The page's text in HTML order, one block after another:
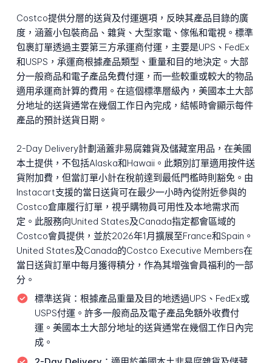
Costco提供分層的送貨及付運選項，反映其產品目錄的廣
度，涵蓋小包裝商品、雜貨、大型家電、傢俬和電視。標準
包裹訂單透過主要第三方承運商付運，主要是UPS、FedEx
和USPS，承運商根據產品類型、重量和目的地決定。大部
分一般商品和電子產品免費付運，而一些較重或較大的物品
適用承運商計算的費用。在這個標準層級內，美國本土大部
分地址的送貨通常在幾個工作日內完成，結帳時會顯示每件
產品的預計送貨日期。
2-Day Delivery計劃涵蓋非易腐雜貨及儲藏室用品，在美國
本土提供，不包括Alaska和Hawaii。此類別訂單適用按件送
貨附加費，但當訂單小計在稅前達到最低門檻時則豁免。由
Instacart支援的當日送貨可在最少一小時內從附近參與的
Costco倉庫履行訂單，視乎購物員可用性及本地需求而
定。此服務向United States及Canada指定都會區域的
Costco會員提供，並於2026年1月擴展至France和Spain。
United States及Canada的Costco Executive Members在
當日送貨訂單中每月獲得積分，作為其增強會員福利的一部
分。
標準送貨： 根據產品重量及目的地透過UPS、FedEx或
USPS付運。許多一般商品及電子產品免額外收費付
運。美國本土大部分地址的送貨通常在幾個工作日內完
成。